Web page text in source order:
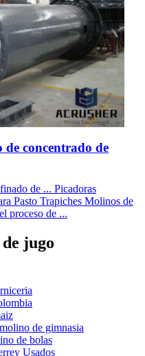
de concentrado de
de ... Picadoras
Pasto Trapiches Molinos de
proceso de ...
jugo
de gimnasia
de bolas
Usados